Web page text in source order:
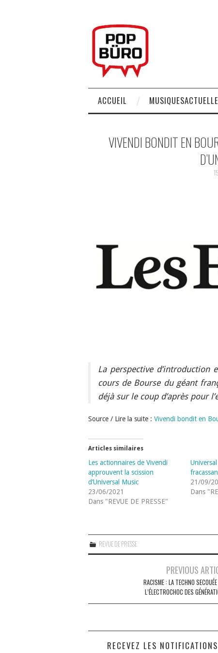
ACCUEIL
VIVENDI BONDIT EN
La perspective d’introduction
cours de Bourse du géant
déjà sur le coup d’après pour
Source / Lire la suite : Vivendi bondit en
Articles similaires
Les actionnaires de Vivendi
approuvent la scission
d’Universal Music
23/06/2021
Dans "REVUE DE PRESSE"
21/09/
Dans
REVUE DE PRESSE
PREVIOUS
RACISME : LA TECHNO
L’ÉLECTROCHOC DES
RECEVEZ LES NOTIFICATIONS